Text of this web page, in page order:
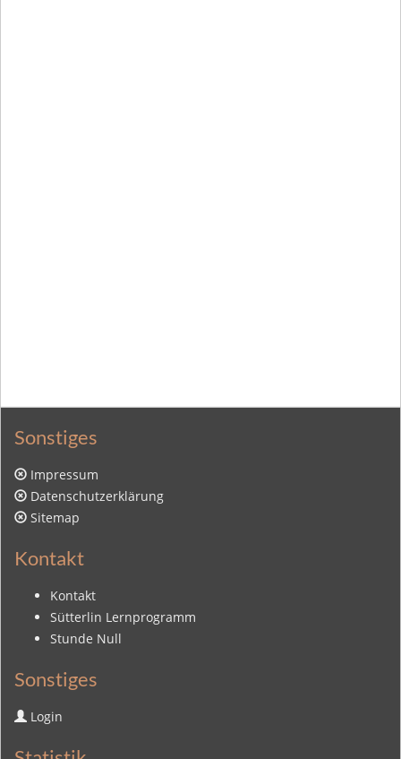
Sonstiges
Impressum
Datenschutzerklärung
Sitemap
Kontakt
Kontakt
Sütterlin Lernprogramm
Stunde Null
Sonstiges
Login